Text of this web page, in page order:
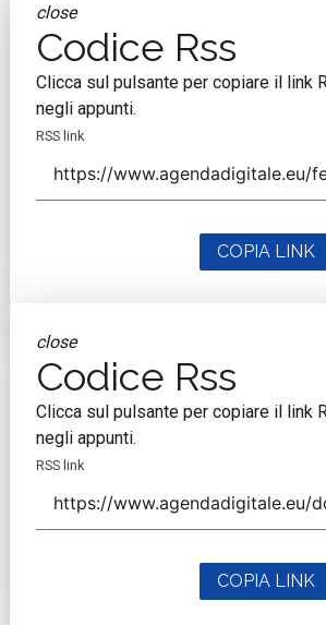
close
Codice Rss
Clicca sul pulsante per copiare il link
negli appunti.
RSS link
COPIA LINK
close
Codice Rss
Clicca sul pulsante per copiare il link
negli appunti.
RSS link
COPIA LINK